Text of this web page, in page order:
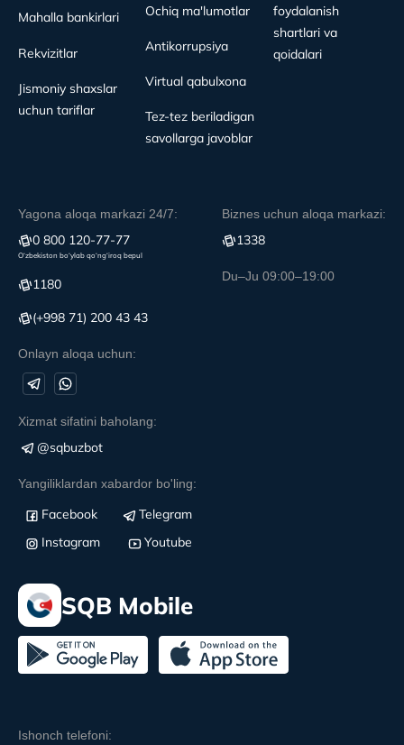
Mahalla bankirlari
Rekvizitlar
Jismoniy shaxslar
uchun tariflar
Ochiq ma'lumotlar
Antikorrupsiya
Virtual qabulxona
Tez-tez beriladigan
savollarga javoblar
foydalanish
shartlari va
qoidalari
Yagona aloqa markazi 24/7:
0 800 120-77-77
O‘zbekiston bo‘ylab qo‘ng‘iroq bepul
1180
(+998 71) 200 43 43
Onlayn aloqa uchun:
Biznes uchun aloqa markazi:
1338
Du–Ju 09:00–19:00
Xizmat sifatini baholang:
@sqbuzbot
Yangiliklardan xabardor bo'ling:
Facebook
Telegram
Instagram
Youtube
SQB Mobile
Ishonch telefoni: